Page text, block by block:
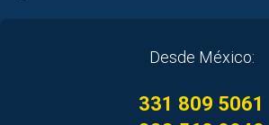
Desde México:
331 809 5061